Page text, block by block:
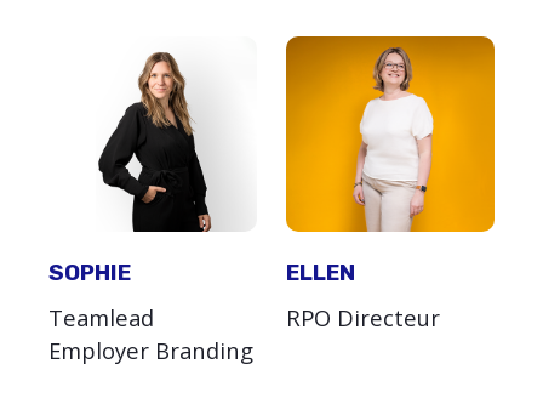
SOPHIE
Teamlead
Employer Branding
ELLEN
RPO Directeur